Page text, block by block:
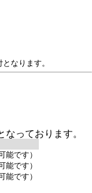
なります。
っております。
能です）
能です）
能です）